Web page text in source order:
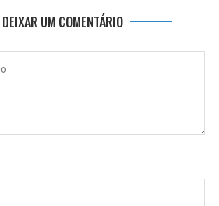
DEIXAR UM COMENTÁRIO